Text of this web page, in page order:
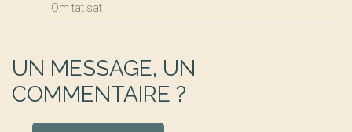
Om tat sat
UN MESSAGE, UN
COMMENTAIRE ?